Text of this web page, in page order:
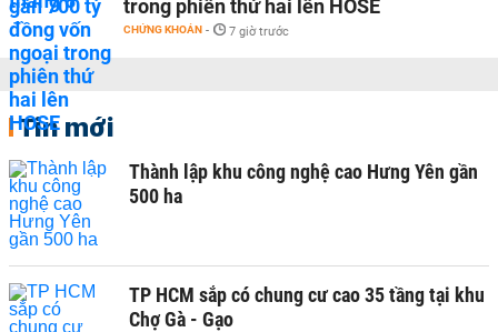
trong phiên thứ hai lên HOSE
CHỨNG KHOÁN - 7 giờ trước
Tin mới
Thành lập khu công nghệ cao Hưng Yên gần
500 ha
TP HCM sắp có chung cư cao 35 tầng tại khu
Chợ Gà - Gạo